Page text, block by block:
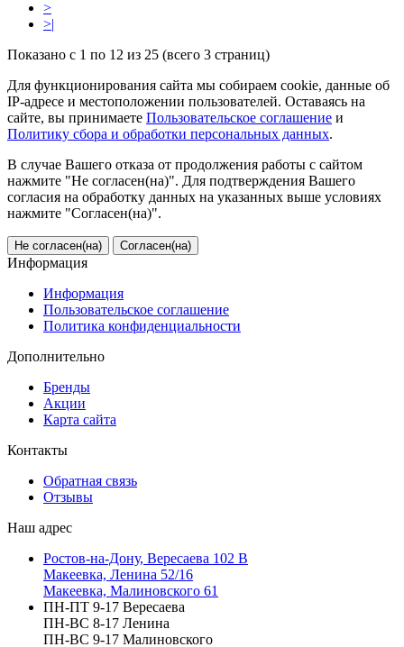
>
>|
Показано с 1 по 12 из 25 (всего 3 страниц)
Для функционирования сайта мы собираем cookie, данные об
IP-адресе и местоположении пользователей. Оставаясь на
сайте, вы принимаете Пользовательское соглашение и
Политику сбора и обработки персональных данных.
В случае Вашего отказа от продолжения работы с сайтом
нажмите "Не согласен(на)". Для подтверждения Вашего
согласия на обработку данных на указанных выше условиях
нажмите "Согласен(на)".
Не согласен(на) Согласен(на)
Информация
Информация
Пользовательское соглашение
Политика конфиденциальности
Дополнительно
Бренды
Акции
Карта сайта
Контакты
Обратная связь
Отзывы
Наш адрес
Ростов-на-Дону, Вересаева 102 В
Макеевка, Ленина 52/16
Макеевка, Малиновского 61
ПН-ПТ 9-17 Вересаева
ПН-ВС 8-17 Ленина
ПН-ВС 9-17 Малиновского